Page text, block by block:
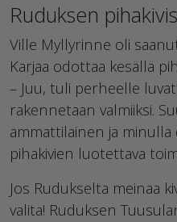
Ruduksen
Ville Myllyrinne oli
Karjaa odottaa kesällä
– Juu, tuli perheelle
rakennetaan valmiiksi.
ammattilainen ja minulla
pihakivien luotettava
Jos Rudukselta meinaa
valita! Ruduksen